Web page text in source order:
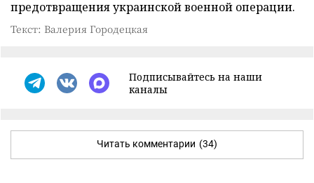
предотвращения украинской военной операции.
Текст: Валерия Городецкая
Подписывайтесь на наши
каналы
Читать комментарии (34)